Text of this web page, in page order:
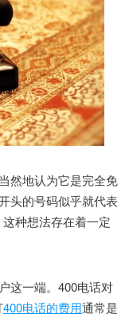
地认为它是完全免
头的号码似乎就代表
种想法存在着一定
一端。400电话对
400电话的费用通常是